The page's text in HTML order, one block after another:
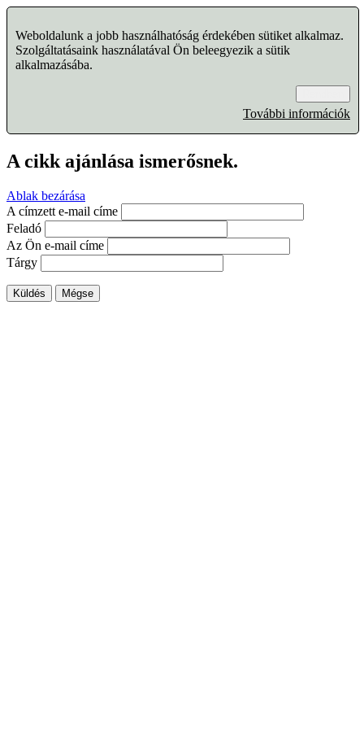
Weboldalunk a jobb használhatóság érdekében sütiket alkalmaz.
Szolgáltatásaink használatával Ön beleegyezik a sütik
alkalmazásába.
További információk
A cikk ajánlása ismerősnek.
Ablak bezárása
A címzett e-mail címe
Feladó
Az Ön e-mail címe
Tárgy
Küldés Mégse